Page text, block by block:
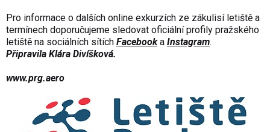
Pro informace o dalších online exkurzích ze zákulisí letiště a
termínech doporučujeme sledovat oficiální profily pražského
letiště na sociálních sítích Facebooka Instagram.
Připravila Klára Divíšková.
www.prg.aero